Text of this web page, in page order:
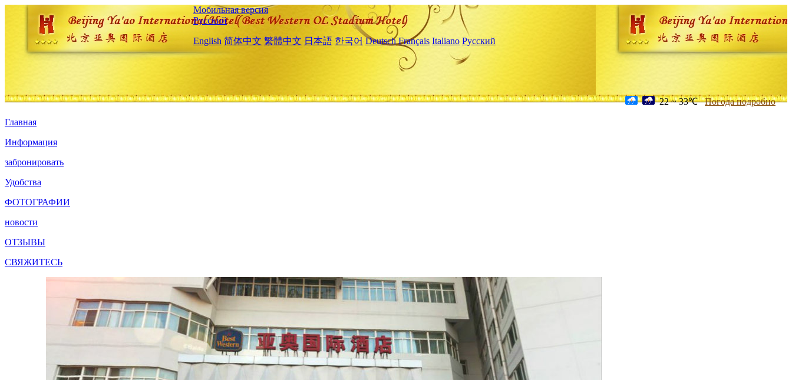
Мобильная версия
Русский
English 简体中文 繁體中文 日本語 한국어 Deutsch Français Italiano Русский
22 ~ 33℃ Погода подробно
Главная
Информация
забронировать
Удобства
ФОТОГРАФИИ
новости
ОТЗЫВЫ
СВЯЖИТЕСЬ